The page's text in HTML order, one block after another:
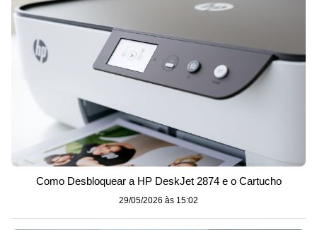
Como Desbloquear a HP DeskJet 2874 e o Cartucho
29/05/2026 às 15:02